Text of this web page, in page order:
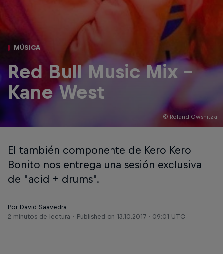
© Roland Owsnitzki
MÚSICA
Red Bull Music Mix -
Kane West
El también componente de Kero Kero
Bonito nos entrega una sesión exclusiva
de "acid + drums".
Por David Saavedra
2 minutos de lectura
Published on 13.10.2017 · 09:01 UTC